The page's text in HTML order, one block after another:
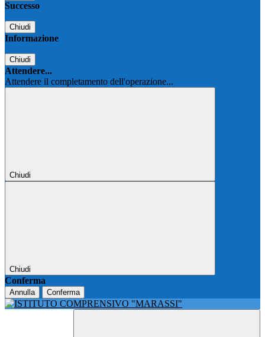
Successo
Chiudi
Informazione
Chiudi
Attendere...
Attendere il completamento dell'operazione...
Chiudi
Chiudi
Conferma
Annulla Conferma